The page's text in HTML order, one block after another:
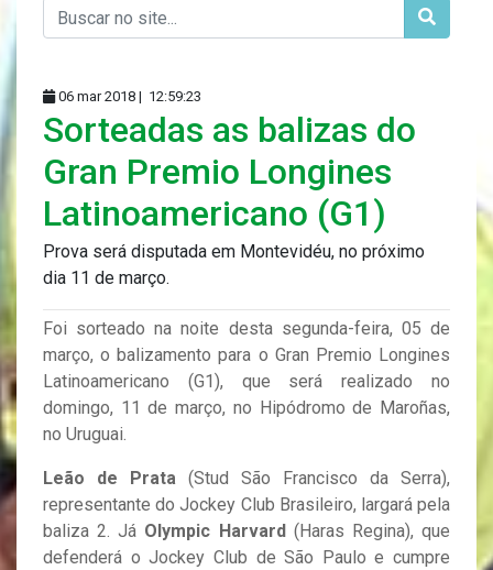
06 mar 2018 | 12:59:23
Sorteadas as balizas do
Gran Premio Longines
Latinoamericano (G1)
Prova será disputada em Montevidéu, no próximo
dia 11 de março.
Foi sorteado na noite desta segunda-feira, 05 de
março, o balizamento para o Gran Premio Longines
Latinoamericano (G1), que será realizado no
domingo, 11 de março, no Hipódromo de Maroñas,
no Uruguai.
Leão de Prata (Stud São Francisco da Serra),
representante do Jockey Club Brasileiro, largará pela
baliza 2. Já Olympic Harvard (Haras Regina), que
defenderá o Jockey Club de São Paulo e cumpre